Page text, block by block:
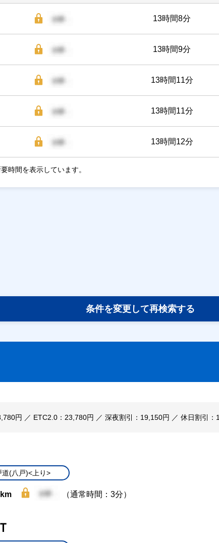
13時間8分
13時間9分
13時間11分
13時間11分
13時間12分
時間を表示しています。
条件を変更して再検索する
円 ／ ETC2.0：23,780円 ／ 深夜割引：19,150円 ／ 休日割引
道(八戸)<上り>
（通常時間：3分）